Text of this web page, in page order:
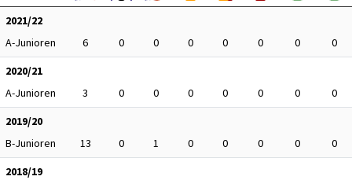
2021/22
A-Junioren
6 0 0 0 0 0 0
0
2020/21
A-Junioren
3 0 0 0 0 0 0
0
2019/20
B-Junioren
13 0 1 0 0 0 0
0
2018/19